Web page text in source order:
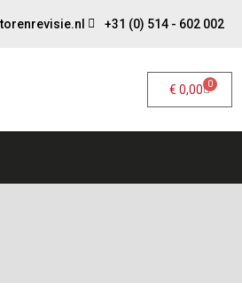
+31 (0) 514 - 602 002
€ 0,00 0